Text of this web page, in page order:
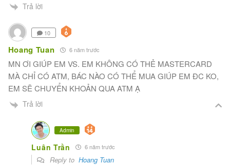
Trả lời
10
Hoang Tuan 6 năm trước
MN ƠI GIÚP EM VS. EM KHÔNG CÓ THẺ MASTERCARD
MÀ CHỈ CÓ ATM, BÁC NÀO CÓ THỂ MUA GIÚP EM ĐC KO,
EM SẼ CHUYỂN KHOẢN QUA ATM Ạ
Trả lời
Admin
Luân Trần 6 năm trước
Reply toHoang Tuan